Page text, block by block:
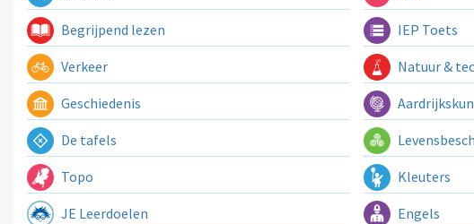
Begrijpend lezen IEP Toets
Verkeer Natuur &
Geschiedenis
De tafels
Topo Kleuters
JE Leerdoelen Engels